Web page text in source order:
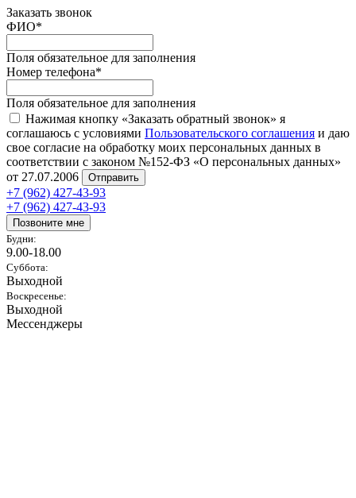
Заказать звонок
ФИО*
Поля обязательное для заполнения
Номер телефона*
Поля обязательное для заполнения
Нажимая кнопку «Заказать обратный звонок» я
соглашаюсь с условиями Пользовательского соглашения и даю
свое согласие на обработку моих персональных данных в
соответствии с законом №152-ФЗ «О персональных данных»
от 27.07.2006
Отправить
+7 (962) 427-43-93
+7 (962) 427-43-93
Позвоните мне
Будни:
9.00-18.00
Суббота:
Выходной
Воскресенье:
Выходной
Мессенджеры